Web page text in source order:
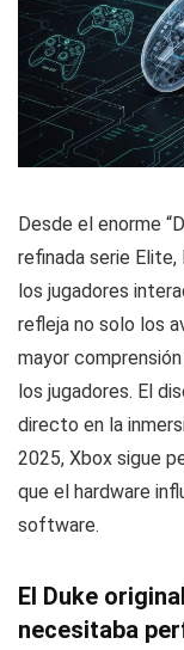
Desde el enorme
refinada serie
los jugadores
refleja no solo los
mayor
los jugadores. El
directo en la
2025, Xbox sigue
que el hardware
software.
El Duke
necesitaba